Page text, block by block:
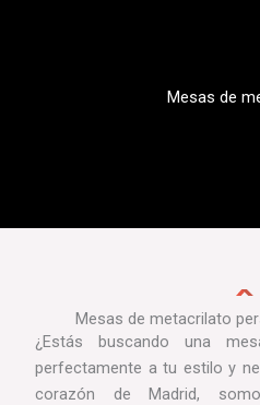
Mesas de
Mesas de metacrilato
¿Estás buscando una
perfectamente a tu estilo y
corazón de Madrid,